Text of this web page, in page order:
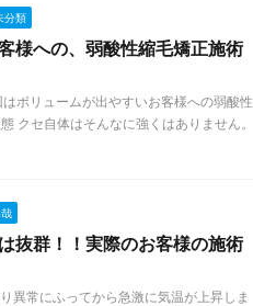
分類
様への、弱酸性縮毛矯正施術
ボリュームが出やすいお客様への弱酸性
クセ自体はそんなに強くはありません。
抜群！！実際のお客様の施術
異常にふってから急激に気温が上昇しま